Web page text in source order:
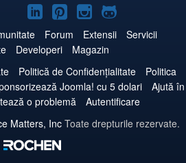
Joomla!
pe
YouTube
Joomla!
pe
LinkedIn
Joomla!
pe
Pinterest
Joomla!
pe
Instagram
Joomla!
pe
Forum Extensii
Servicii
Developeri
Magazin
Politică de Confidențialitate
Politica
Joomla! cu 5 dolari
Ajută în
o problemă
Autentificare
Matters, IncToate drepturile rezervate.